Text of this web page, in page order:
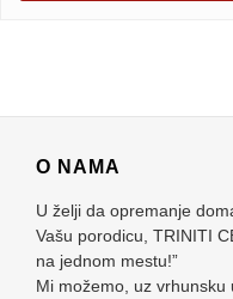
O NAMA
U želji da opremanje
Vašu porodicu, TRINITI
na jednom mestu!”
Mi možemo, uz